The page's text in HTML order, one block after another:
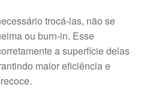
trocá-las, não se
ou burn-in. Esse
a superfície delas
maior eficiência e